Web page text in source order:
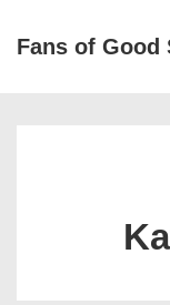
HoppFans of Good